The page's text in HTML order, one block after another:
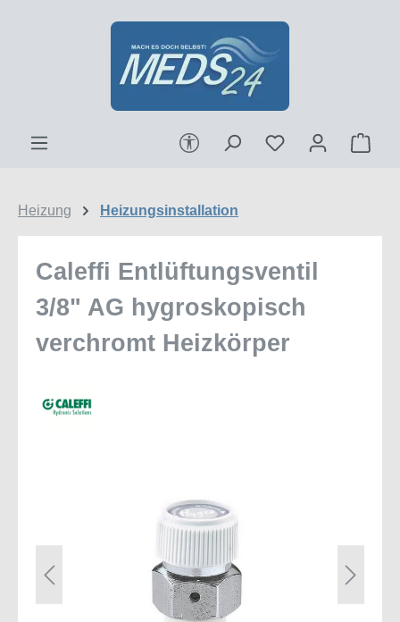
Zum Hauptinhalt springen
Werkzeugleiste anzeigen
Heizung Heizungsinstallation
Caleffi Entlüftungsventil
3/8" AG hygroskopisch
verchromt Heizkörper